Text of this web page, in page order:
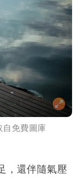
自免費圖庫
，還伴隨氣壓